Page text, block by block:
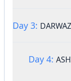
Day 3:
Day 4: